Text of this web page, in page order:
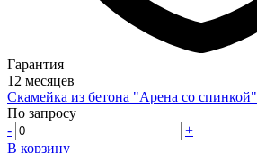
Гарантия
12 месяцев
Скамейка из бетона "Арена со спинкой"
По запросу
-
+
В корзину